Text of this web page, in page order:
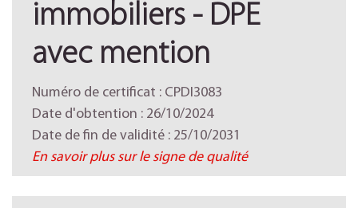
immobiliers - DPE
avec mention
Numéro de certificat : CPDI3083
Date d'obtention : 26/10/2024
Date de fin de validité : 25/10/2031
En savoir plus sur le signe de qualité